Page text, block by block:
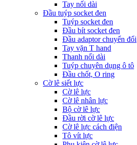
Tay nối dài
Đầu tuýp socket đen
Tuýp socket đen
Đầu bít socket đen
Đầu adaptor chuyển đổi
Tay vặn T hand
Thanh nối dài
Tuýp chuyên dụng ô tô
Đầu chốt, O ring
Cờ lê siết lực
Cờ lê lực
Cờ lê nhân lực
Bộ cờ lê lực
Đầu rời cờ lê lực
Cờ lê lực cách điện
Tô vít lực